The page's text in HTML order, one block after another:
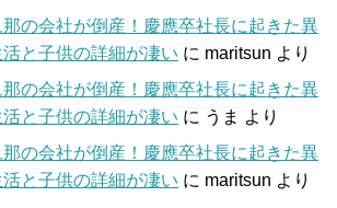
の会社が倒産！慶應卒社長に起きた異
と子供の詳細が凄い に maritsun より
の会社が倒産！慶應卒社長に起きた異
と子供の詳細が凄い に うま より
の会社が倒産！慶應卒社長に起きた異
と子供の詳細が凄い に maritsun より